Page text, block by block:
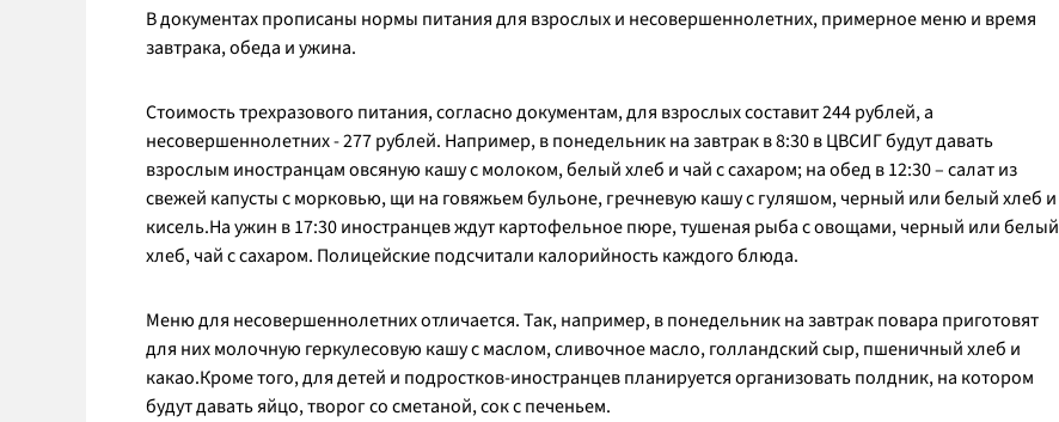
В документах прописаны нормы питания для взрослых и несовершеннолетних, примерное меню и время
завтрака, обеда и ужина.
Стоимость трехразового питания, согласно документам, для взрослых составит 244 рублей, а
несовершеннолетних - 277 рублей. Например, в понедельник на завтрак в 8:30 в ЦВСИГ будут давать
взрослым иностранцам овсяную кашу с молоком, белый хлеб и чай с сахаром; на обед в 12:30 – салат из
свежей капусты с морковью, щи на говяжьем бульоне, гречневую кашу с гуляшом, черный или белый хлеб и
кисель.На ужин в 17:30 иностранцев ждут картофельное пюре, тушеная рыба с овощами, черный или белый
хлеб, чай с сахаром. Полицейские подсчитали калорийность каждого блюда.
Меню для несовершеннолетних отличается. Так, например, в понедельник на завтрак повара приготовят
для них молочную геркулесовую кашу с маслом, сливочное масло, голландский сыр, пшеничный хлеб и
какао.Кроме того, для детей и подростков-иностранцев планируется организовать полдник, на котором
будут давать яйцо, творог со сметаной, сок с печеньем.